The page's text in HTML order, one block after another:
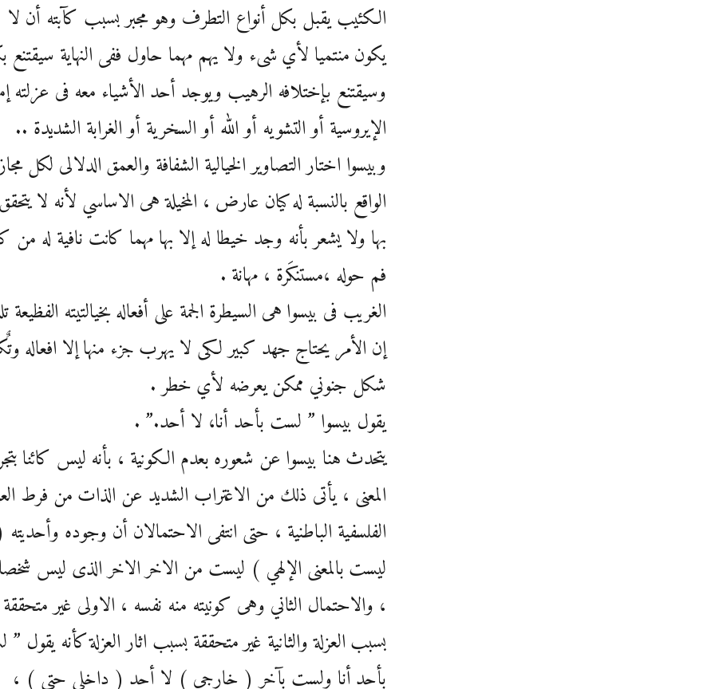
الكئيب يقبل بكل أنواع التطرف وهو مجبر بسبب كآبته أن لا
يكون منتميا لأي شىء ولا يهم مهما حاول ففى النهاية سيقتنع
وسيقتنع بإختلافه الرهيب ويوجد أحد الأشياء معه فى عزلته
الإيروسية أو التشويه أو الله أو السخرية أو الغرابة الشديدة ..
وبيسوا اختار التصاوير الخيالية الشفافة والعمق الدلالى لكل
الواقع بالنسبة له كيان عارض ، المخيلة هى الاساسي لأنه لا
بها ولا يشعر بأنه وجد خيطا له إلا بها مهما كانت نافية له
فم حوله ،مستنكَرة ، مهانة .
الغريب فى بيسوا هى السيطرة الجمة على أفعاله بخيالتيته الفظيعة
إن الأمر يحتاج جهد كبير لكى لا يهرب جزء منها إلا افعاله
شكل جنوني ممكن يعرضه لأي خطر .
يقول بيسوا ” لست بأحد أنا، لا أحد.” .
يتحدث هنا بيسوا عن شعوره بعدم الكونية ، بأنه ليس كائنا
المعنى ، يأتى ذلك من الاغتراب الشديد عن الذات من فرط
الفلسفية الباطنية ، حتى انتفى الاحتمالان أن وجوده
ليست بالمعنى الإلهي ) ليست من الاخر الاخر الذى ليس
، والاحتمال الثاني وهى كونيته منه نفسه ، الاولى غير متحققة
بسبب العزلة والثانية غير متحققة بسبب اثار العزلة كأنه يقول
بأحد أنا ولست بآخر ( خارجي ) لا أحد ( داخلي حتى ) ،